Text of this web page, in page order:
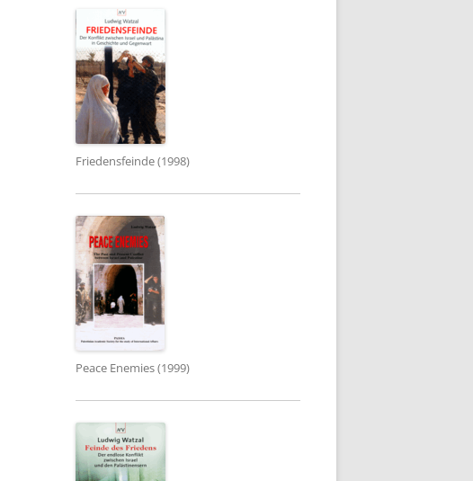
Friedensfeinde (1998)
Peace Enemies (1999)